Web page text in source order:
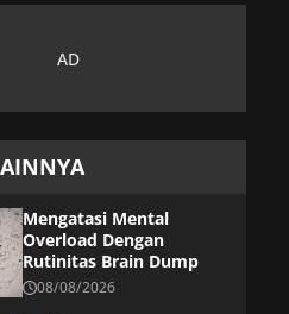
Mengatasi Mental
Overload Dengan
Rutinitas Brain Dump
08/08/2026